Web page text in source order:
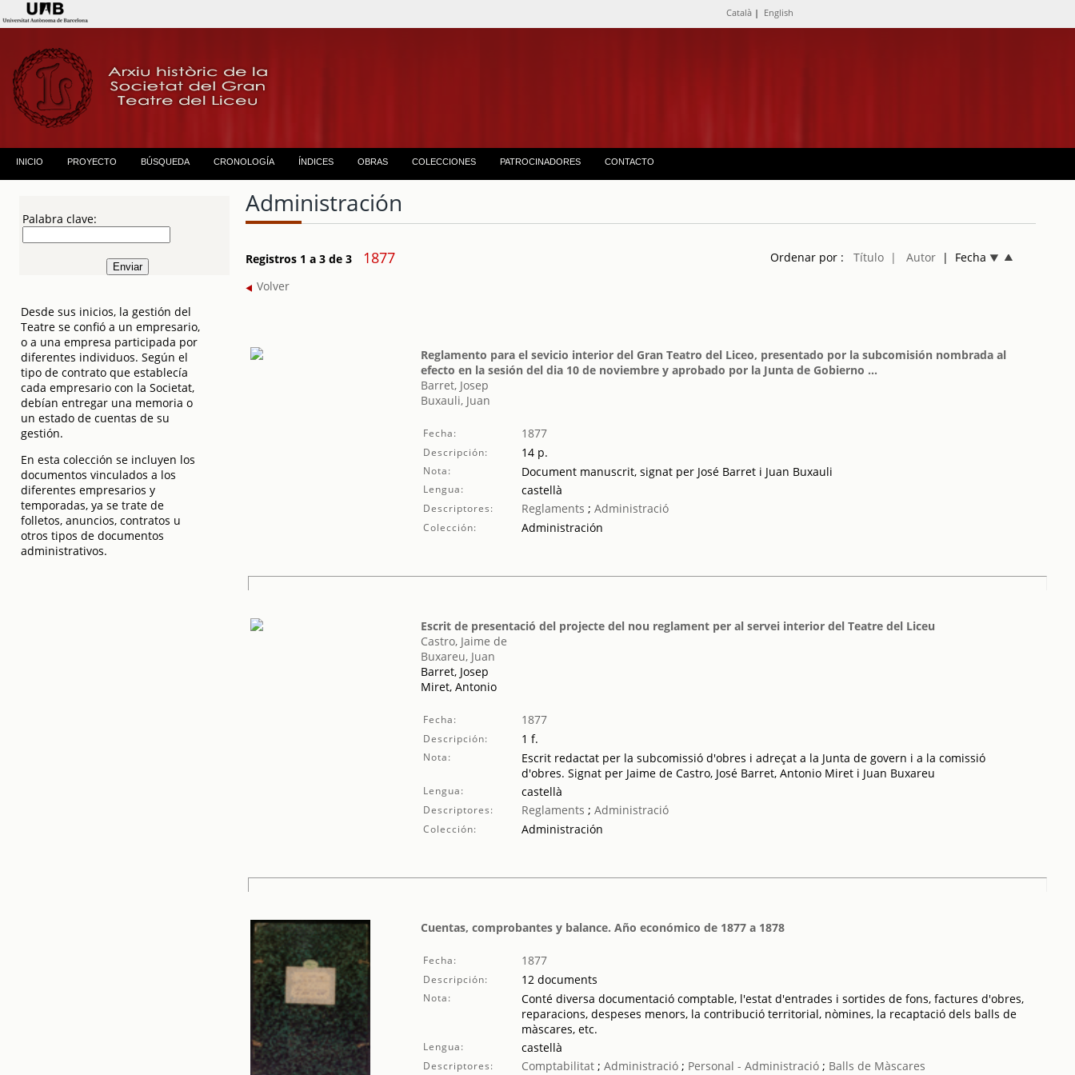
Català | English
INICIO PROYECTO BÚSQUEDA CRONOLOGÍA ÍNDICES OBRAS COLECCIONES PATROCINADORES CONTACTO
Palabra clave:
Desde sus inicios, la gestión del
Teatre se confió a un empresario,
o a una empresa participada por
diferentes individuos. Según el
tipo de contrato que establecía
cada empresario con la Societat,
debían entregar una memoria o
un estado de cuentas de su
gestión.
En esta colección se incluyen los
documentos vinculados a los
diferentes empresarios y
temporadas, ya se trate de
folletos, anuncios, contratos u
otros tipos de documentos
administrativos.
Administración
Registros 1 a 3 de 3 1877 Ordenar por : Título | Autor| Fecha
Volver
Reglamento para el sevicio interior del Gran Teatro del Liceo, presentado por la subcomisión nombrada al
efecto en la sesión del dia 10 de noviembre y aprobado por la Junta de Gobierno ...
Barret, Josep
Buxauli, Juan
Fecha: 1877
Descripción: 14 p.
Nota: Document manuscrit, signat per José Barret i Juan Buxauli
Lengua: castellà
Descriptores: Reglaments ; Administració
Colección: Administración
Escrit de presentació del projecte del nou reglament per al servei interior del Teatre del Liceu
Castro, Jaime de
Buxareu, Juan
Barret, Josep
Miret, Antonio
Fecha: 1877
Descripción: 1 f.
Nota:
Escrit redactat per la subcomissió d'obres i adreçat a la Junta de govern i a la comissió
d'obres. Signat per Jaime de Castro, José Barret, Antonio Miret i Juan Buxareu
Lengua: castellà
Descriptores: Reglaments ; Administració
Colección: Administración
Cuentas, comprobantes y balance. Año económico de 1877 a 1878
Fecha: 1877
Descripción: 12 documents
Nota:
Conté diversa documentació comptable, l'estat d'entrades i sortides de fons, factures d'obres,
reparacions, despeses menors, la contribució territorial, nòmines, la recaptació dels balls de
màscares, etc.
Lengua: castellà
Descriptores: Comptabilitat; Administració; Personal - Administració; Balls de Màscares